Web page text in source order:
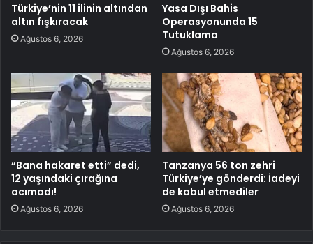
Türkiye’nin 11 ilinin altından
altın fışkıracak
Ağustos 6, 2026
Yasa Dışı Bahis
Operasyonunda 15
Tutuklama
Ağustos 6, 2026
“Bana hakaret etti” dedi,
12 yaşındaki çırağına
acımadı!
Ağustos 6, 2026
Tanzanya 56 ton zehri
Türkiye’ye gönderdi: İadeyi
de kabul etmediler
Ağustos 6, 2026